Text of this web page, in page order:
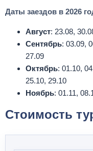
Даты заездов в 2026
Август: 23.08,
Сентябрь: 03.09,
27.09
Октябрь: 01.10,
25.10, 29.10
Ноябрь: 01.11,
Стоимость